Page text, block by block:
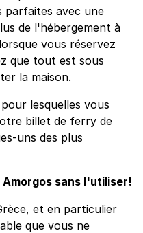
parfaites avec une
de l'hébergement à
vous réservez
que tout est sous
la maison.
lesquelles vous
billet de ferry de
uns des plus
sans l'utiliser!
et en particulier
que vous ne